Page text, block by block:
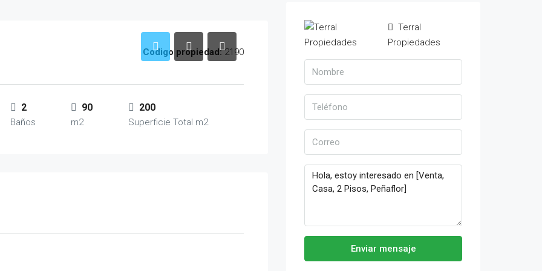
Codigo propiedad:2190
2
Baños
90
m2
200
Superficie Total m2
Terral
Propiedades
Enviar mensaje